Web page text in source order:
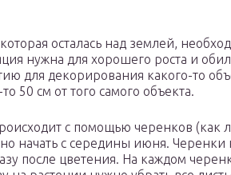
осталась над землей,
нужна для хорошего роста и
для декорирования какого-то
50 см от того самого объекта.
с помощью черенков (как
начать с середины июня. Черенки
после цветения. На каждом